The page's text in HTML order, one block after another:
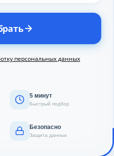
персональных данных
5 минут
Быстрый подбор
Безопасно
Защита данных